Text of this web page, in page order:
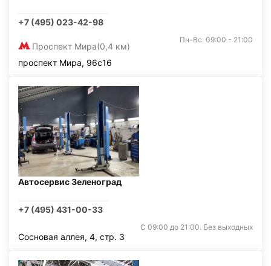
+7 (495) 023-42-98
Проспект Мира(0,4 км)
Пн-Вс: 09:00 - 21:00
проспект Мира, 96с16
Автосервис Зеленоград
+7 (495) 431-00-33
С 09:00 до 21:00. Без выходных
Сосновая аллея, 4, стр. 3